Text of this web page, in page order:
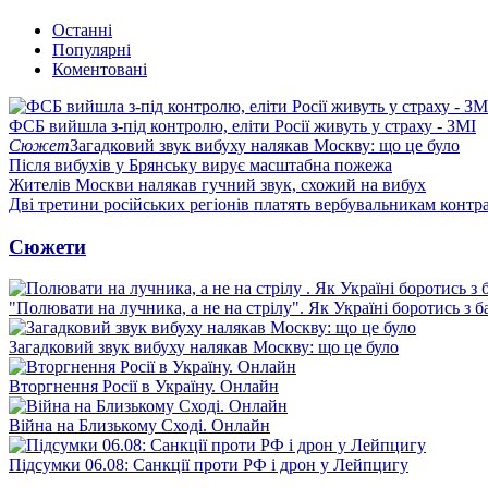
Останні
Популярні
Коментовані
ФСБ вийшла з-під контролю, еліти Росії живуть у страху - ЗМІ
СюжетЗагадковий звук вибуху налякав Москву: що це було
Після вибухів у Брянську вирує масштабна пожежа
Жителів Москви налякав гучний звук, схожий на вибух
Дві третини російських регіонів платять вербувальникам
Сюжети
"Полювати на лучника, а не на стрілу". Як Україні боротись з
Загадковий звук вибуху налякав Москву: що це було
Вторгнення Росії в Україну. Онлайн
Війна на Близькому Сході. Онлайн
Підсумки 06.08: Санкції проти РФ і дрон у Лейпцигу